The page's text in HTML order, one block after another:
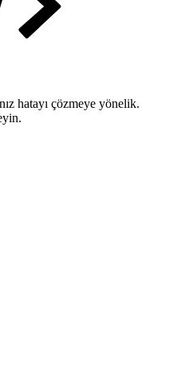
hatayı çözmeye yönelik.